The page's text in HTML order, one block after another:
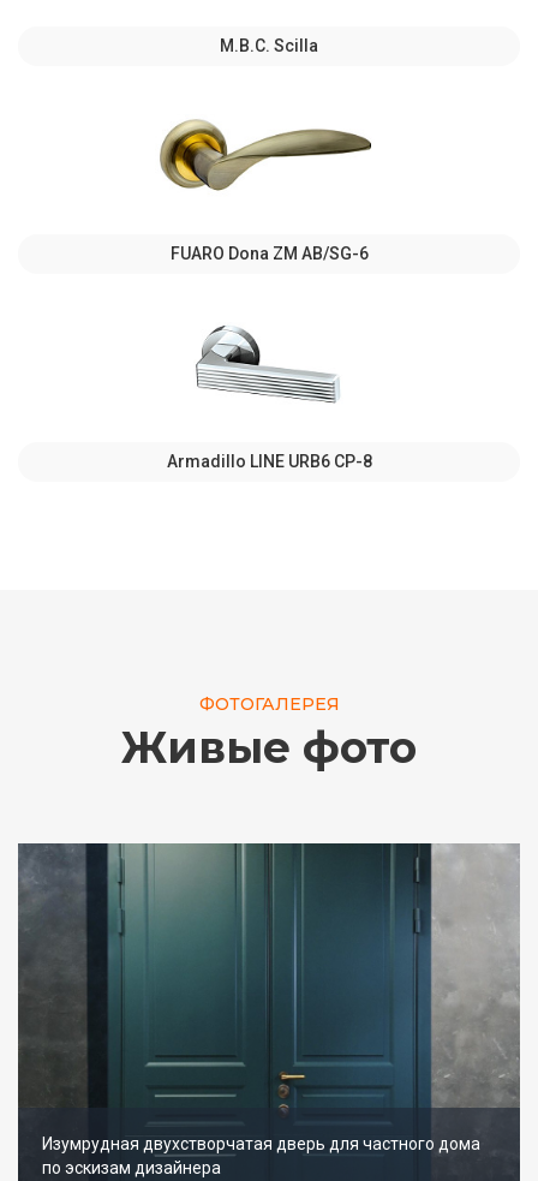
M.B.C. Scilla
FUARO Dona ZM AB/SG-6
Armadillo LINE URB6 CP-8
ФОТОГАЛЕРЕЯ
Живые фото
Изумрудная двухстворчатая дверь для частного дома
по эскизам дизайнера